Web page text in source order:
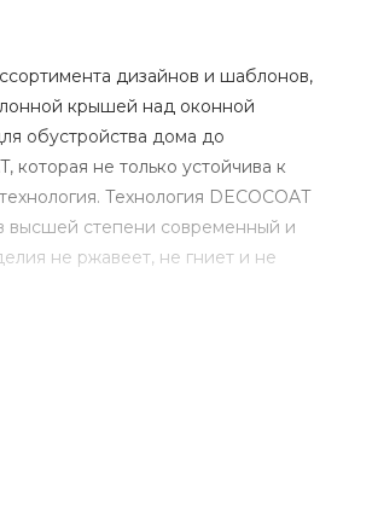
дизайнов и шаблонов,
крышей над оконной
обустройства дома до
которая не только устойчива к
Технология DECOCOAT
высшей степени современный и
не ржавеет, не гниет и не